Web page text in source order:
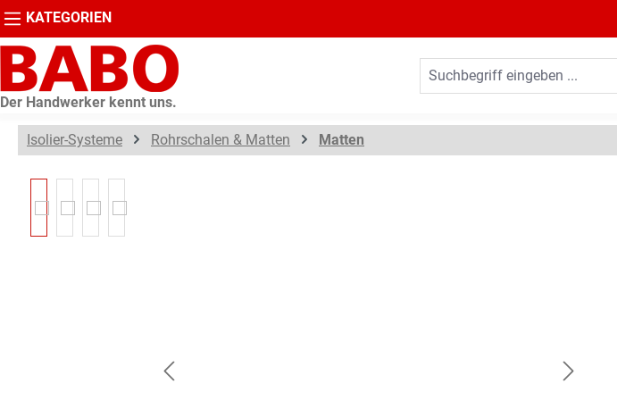
Zur Hauptnavigation springen
Der Handwerker kennt uns.
KATEGORIEN
Isolier-Systeme Rohrschalen & Matten Matten